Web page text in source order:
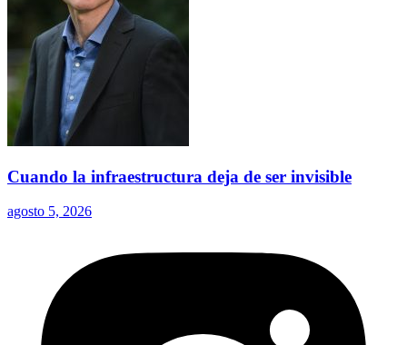
Cuando la infraestructura deja de ser invisible
agosto 5, 2026